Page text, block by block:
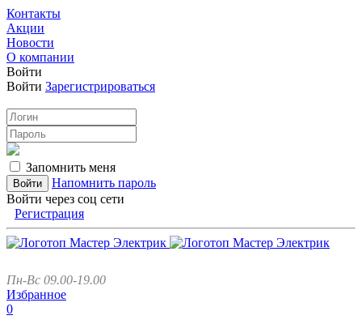
Контакты
Акции
Новости
О компании
Войти
Войти Зарегистрироваться
Запомнить меня
Напомнить пароль
Войти через соц сети
Регистрация
Пн-Вс 09.00-19.00
Избранное
0